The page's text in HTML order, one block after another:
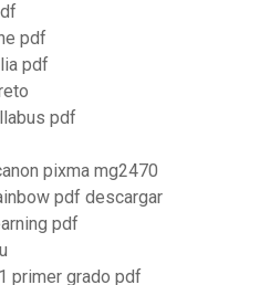
pdf
pdf
pdf
pixma mg2470
pdf descargar
pdf
primer grado pdf